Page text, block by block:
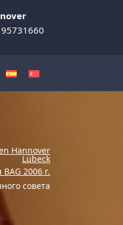
Hannover
Lübeck
2006 г.
совета